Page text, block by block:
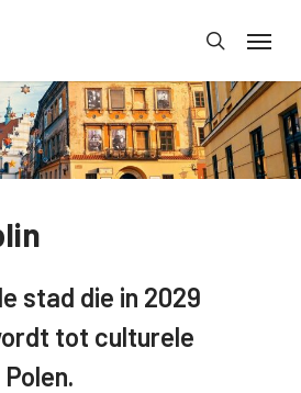
search
Menu
stad die in 2029
tot culturele